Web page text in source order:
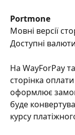
Portmone
Мовні версії
Доступні
На WayForPay
сторінка
оформлює
буде
курсу